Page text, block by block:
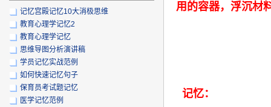
记忆宫殿记忆10大消极思维
教育心理学记忆2
教育心理学记忆
思维导图分析演讲稿
学员记忆实战范例
如何快速记忆句子
保育员考试题记忆
医学记忆范例
用的容器，浮沉材
记忆：